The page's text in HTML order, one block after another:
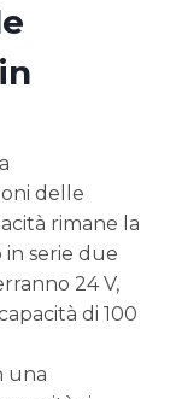
delle
rimane la
in serie due
24 V,
di 100
una